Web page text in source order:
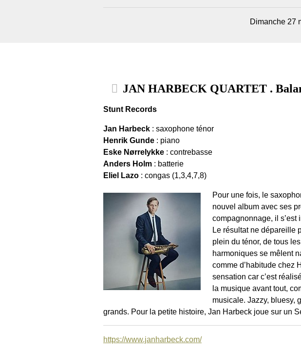
Dimanche 27
JAN HARBECK QUARTET .
Stunt Records
Jan Harbeck : saxophone ténor
Henrik Gunde : piano
Eske Nørrelykke : contrebasse
Anders Holm : batterie
Eliel Lazo : congas (1,3,4,7,8)
Pour une fois, le
nouvel album avec ses
compagnonnage, il
Le résultat ne dépareille
plein du ténor, de tous
harmoniques se mêlent
comme d’habitude chez
sensation car c’est
la musique avant tout,
musicale. Jazzy, bluesy,
grands. Pour la petite histoire, Jan Harbeck joue sur un
https://www.janharbeck.com/